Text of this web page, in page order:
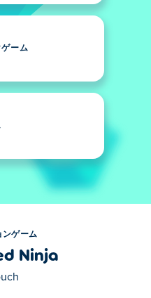
ーム
ンゲーム
Ninja